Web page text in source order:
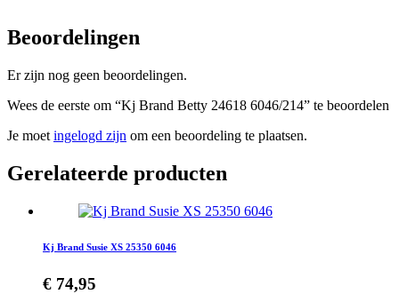
Beoordelingen
Er zijn nog geen beoordelingen.
Wees de eerste om “Kj Brand Betty 24618 6046/214” te beoordelen
Je moet ingelogd zijn om een beoordeling te plaatsen.
Gerelateerde producten
Kj Brand Susie XS 25350 6046
€ 74,95